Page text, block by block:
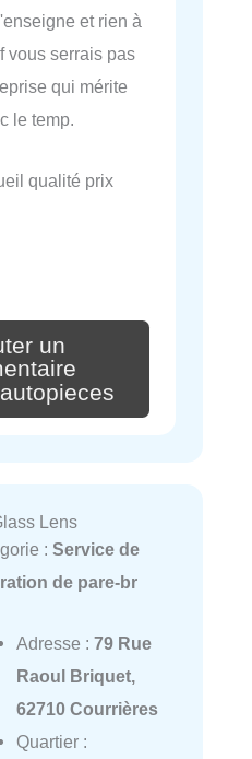
et rien à
vous serrais pas
qui mérite
le temp.
qualité prix
un
Lens
: Service de
de pare-br
Adresse : 79 Rue
Raoul Briquet,
62710 Courrières
Quartier :